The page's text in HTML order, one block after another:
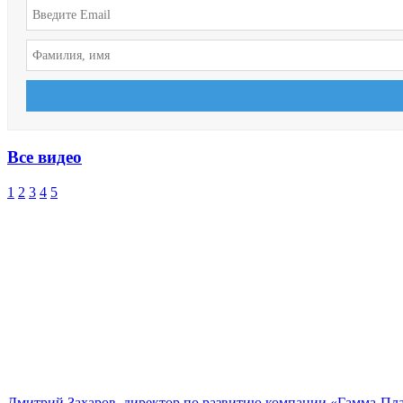
Все видео
1 2 3 4 5